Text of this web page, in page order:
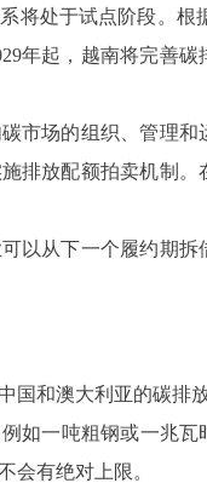
处于试点阶段。根
年起，越南将完善
场的组织、管理和
排放配额拍卖机制
从下一个履约期拆
和澳大利亚的碳排
一吨粗钢或一兆瓦
会有绝对上限。